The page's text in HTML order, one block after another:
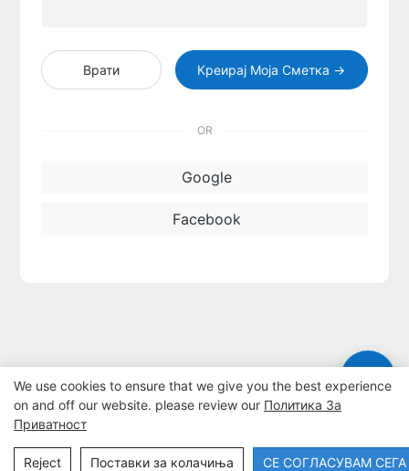
Врати Креирај Моја Сметка →
OR
Google
Facebook
Авторски права © 2024 Dongguan Lanteng Sports Products Co., Ltd. |
We use cookies to ensure that we give you the best experience
on and off our website. please review our Политика За
Приватност
Reject Поставки за колачиња СЕ СОГЛАСУВАМ СЕГА